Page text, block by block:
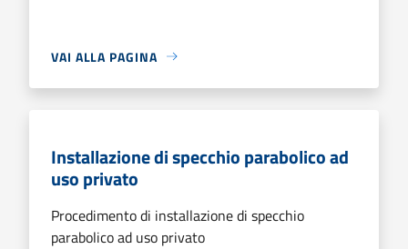
VAI ALLA PAGINA
Installazione di specchio parabolico ad
uso privato
Procedimento di installazione di specchio
parabolico ad uso privato